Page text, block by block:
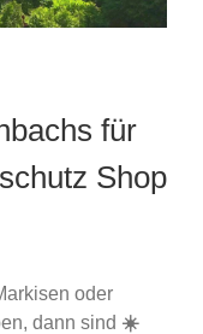
für
Shop
oder
dann sind ☀️